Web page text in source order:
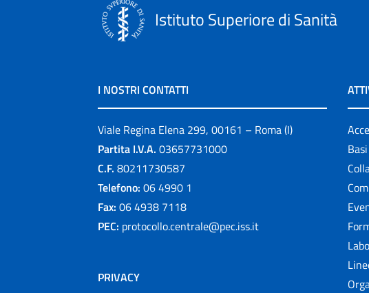
Istituto Superiore di Sanità
I NOSTRI CONTATTI
Viale Regina Elena 299, 00161 – Roma (I)
Partita I.V.A. 03657731000
C.F. 80211730587
Telefono: 06 4990 1
Fax: 06 4938 7118
PEC: protocollo.centrale@pec.iss.it
PRIVACY